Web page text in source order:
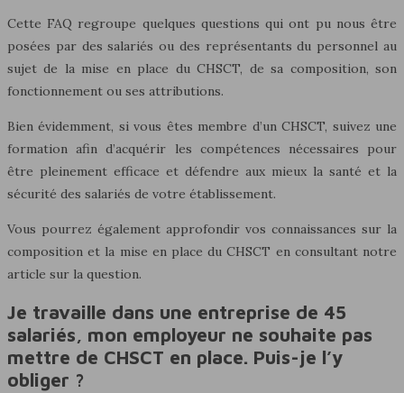
Cette FAQ regroupe quelques questions qui ont pu nous être
posées par des salariés ou des représentants du personnel au
sujet de la mise en place du CHSCT, de sa composition, son
fonctionnement ou ses attributions.
Bien évidemment, si vous êtes membre d’un CHSCT, suivez une
formation afin d’acquérir les compétences nécessaires pour
être pleinement efficace et défendre aux mieux la santé et la
sécurité des salariés de votre établissement.
Vous pourrez également approfondir vos connaissances sur la
composition et la mise en place du CHSCT en consultant notre
article sur la question.
Je travaille dans une entreprise de 45
salariés, mon employeur ne souhaite pas
mettre de CHSCT en place. Puis-je l’y
obliger ?